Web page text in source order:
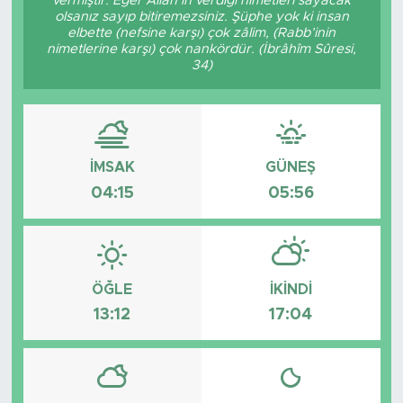
olsanız sayıp bitiremezsiniz. Şüphe yok ki insan
elbette (nefsine karşı) çok zâlim, (Rabb’inin
nimetlerine karşı) çok nankördür. (İbrâhîm Sûresi,
34)
İMSAK
04:15
GÜNEŞ
05:56
ÖĞLE
13:12
İKINDI
17:04
Tarihçe
Söyleşi
Foto Şaka
Teknoloji
Politika